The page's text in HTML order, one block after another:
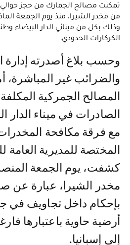
وذلك بكل من مينائي الدار البيضاء
الكركارات الحدودي.
وحسب بلاغ أصدرته إدارة الجمارك
والضرائب غير المباشرة،
المصالح الجمركية
الصادرات في ميناء الدار
مع فرقة مكافحة
المختصة للمديرية العامة
مخدر الشيرا، عبارة عن
بإحكام داخل تجاويف في
أرضية حاوية باعتبارها
إلى إسبانيا.